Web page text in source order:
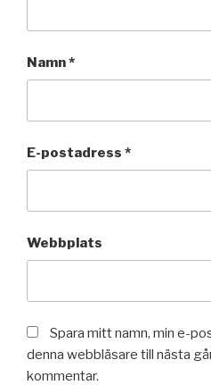
Namn*
E-postadress *
Webbplats
Spara mitt namn, min e-
denna webbläsare till nästa
kommentar.